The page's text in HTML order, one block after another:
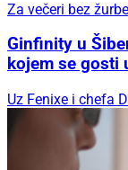
Za večeri bez žurbe
Ginfinity u
kojem se gosti
Uz Fenixe i chefa